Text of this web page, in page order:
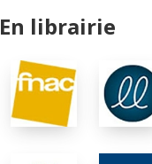
En librairie